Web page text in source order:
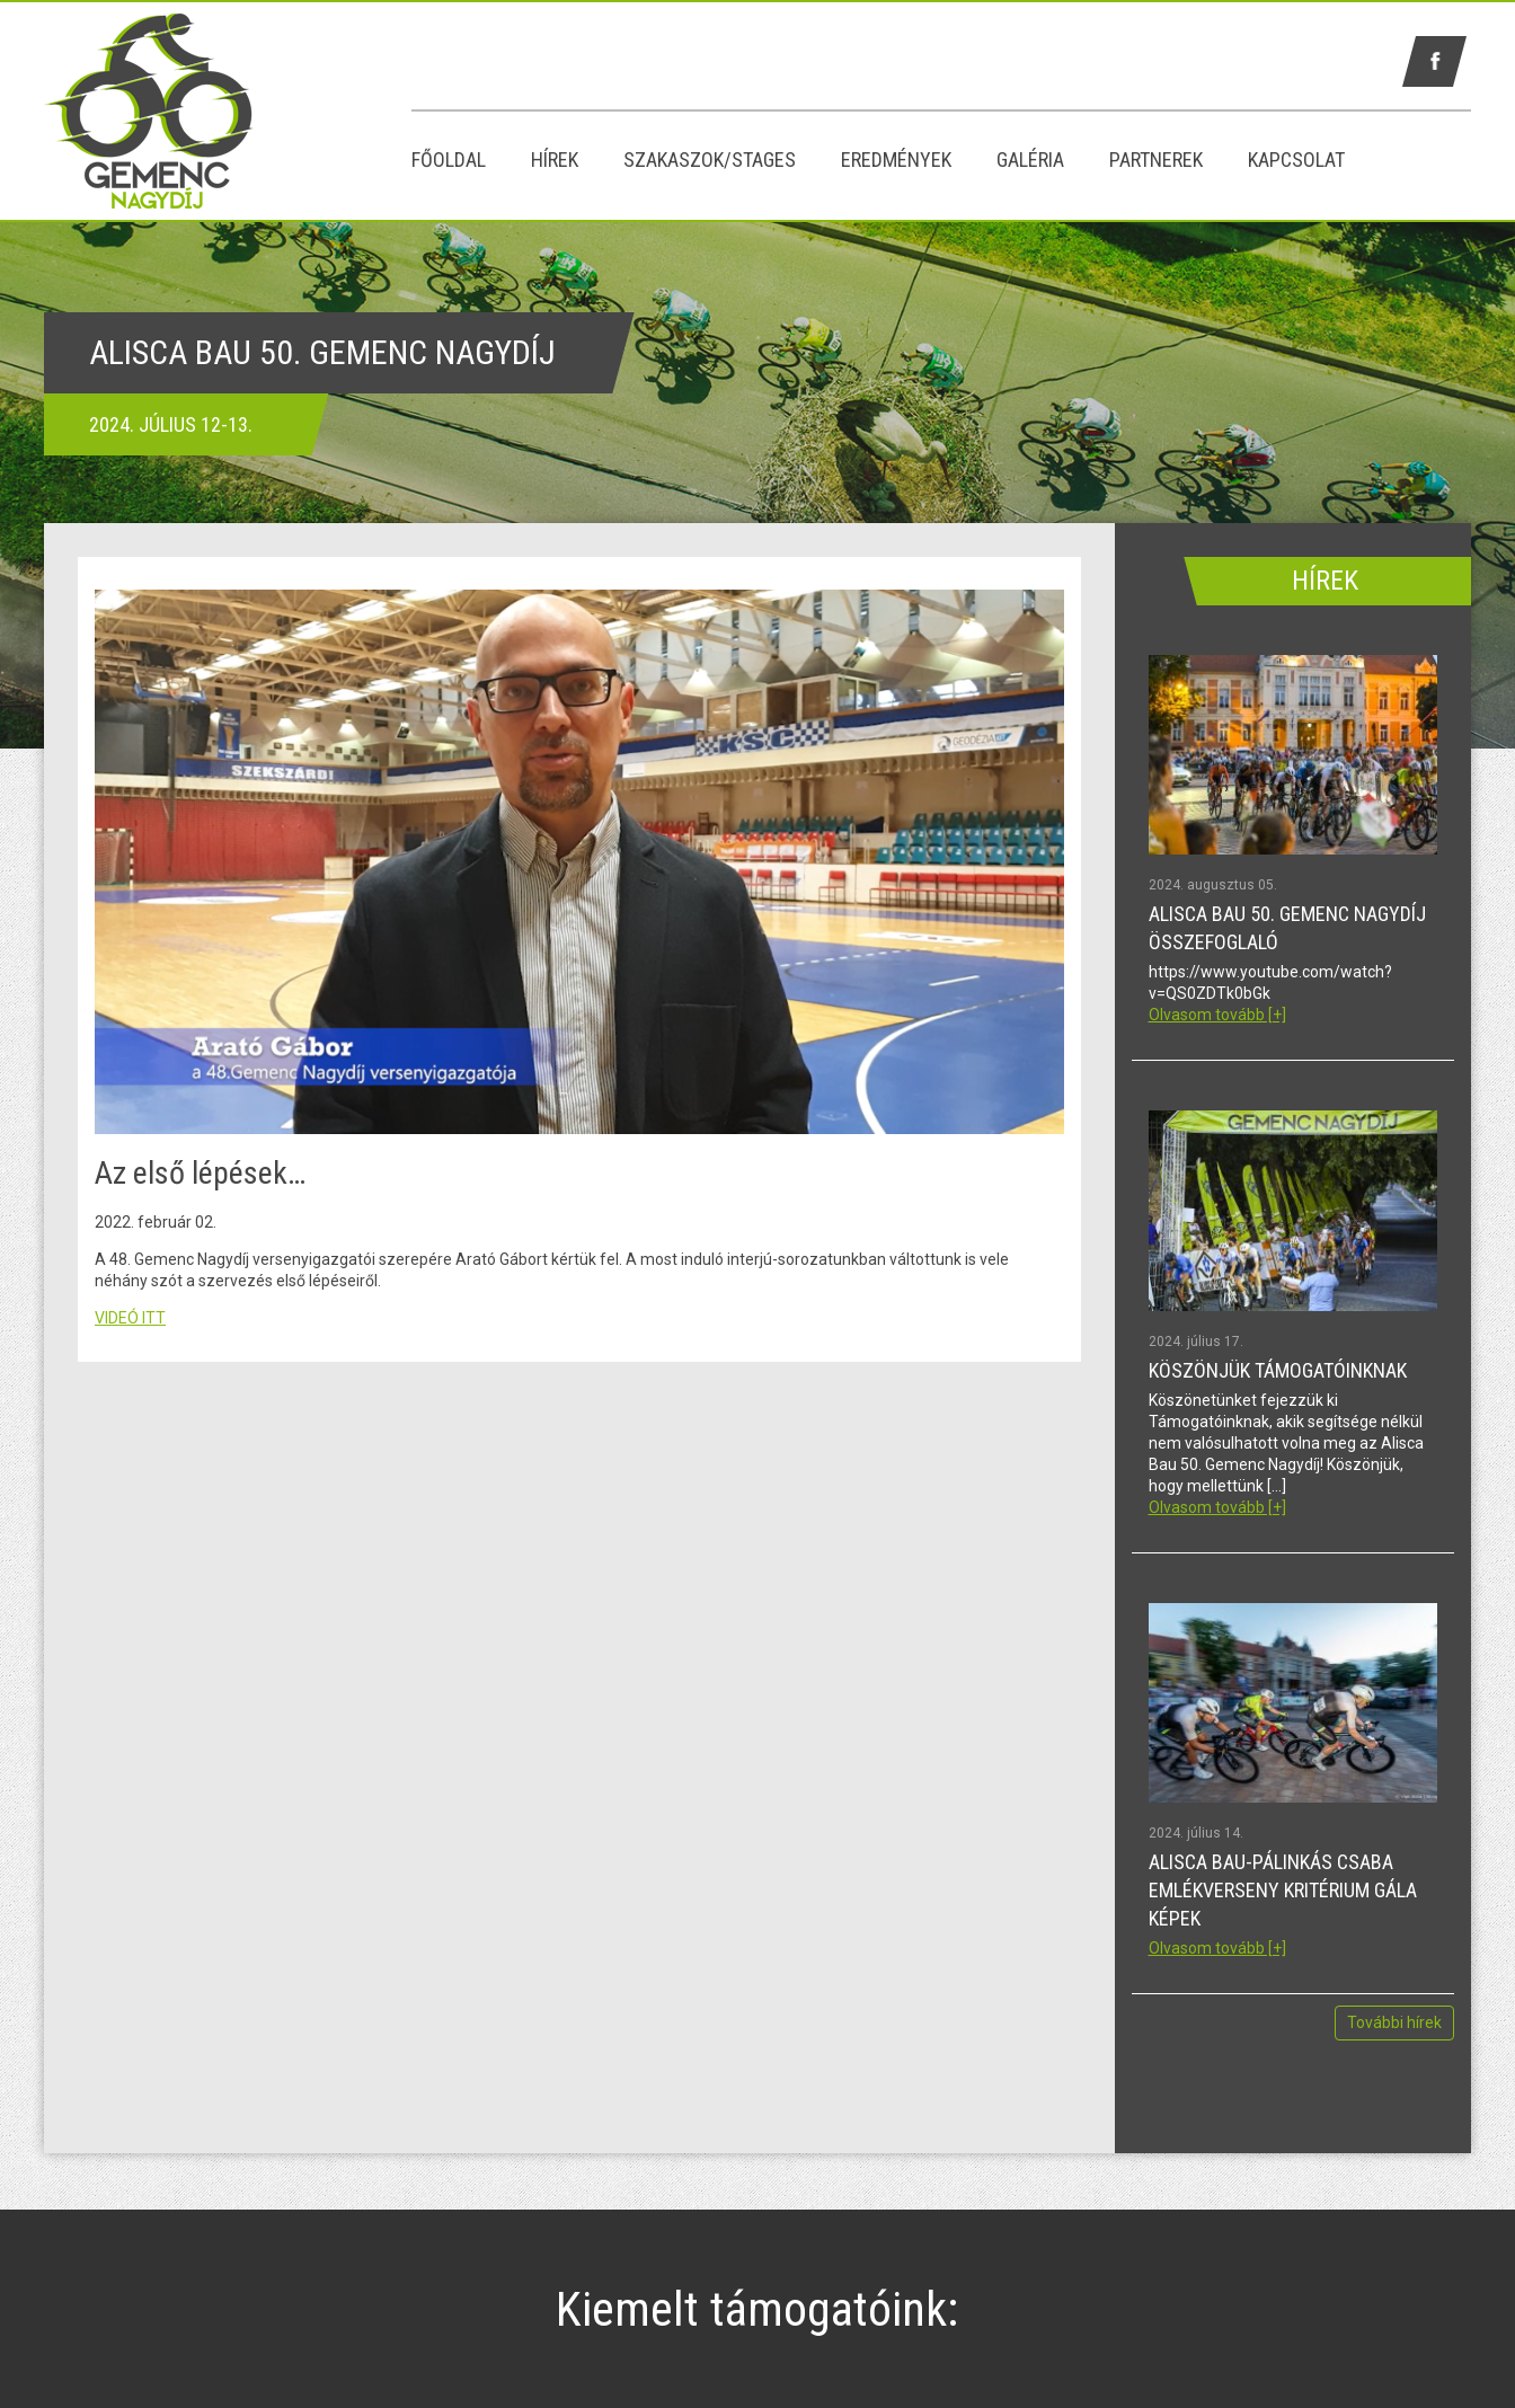
FŐOLDAL HÍREK SZAKASZOK/STAGES EREDMÉNYEK GALÉRIA PARTNEREK KAPCSOLAT
ALISCA BAU 50. GEMENC NAGYDÍJ
2024. JÚLIUS 12-13.
Az első lépések…
2022. február 02.
A 48. Gemenc Nagydíj versenyigazgatói szerepére Arató Gábort kértük fel. A most induló interjú-sorozatunkban váltottunk is vele
néhány szót a szervezés első lépéseiről.
VIDEÓ ITT
HÍREK
2024. augusztus 05.
ALISCA BAU 50. GEMENC NAGYDÍJ
ÖSSZEFOGLALÓ
https://www.youtube.com/watch?
v=QS0ZDTk0bGk
Olvasom tovább [+]
2024. július 17.
KÖSZÖNJÜK TÁMOGATÓINKNAK
Köszönetünket fejezzük ki
Támogatóinknak, akik segítsége nélkül
nem valósulhatott volna meg az Alisca
Bau 50. Gemenc Nagydíj! Köszönjük,
hogy mellettünk […]
Olvasom tovább [+]
2024. július 14.
ALISCA BAU-PÁLINKÁS CSABA
EMLÉKVERSENY KRITÉRIUM GÁLA
KÉPEK
Olvasom tovább [+]
További hírek
Kiemelt támogatóink: